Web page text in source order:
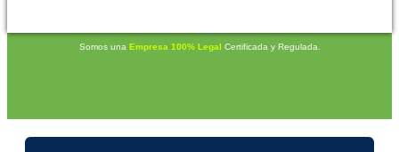
Somos una Empresa 100% Legal Certificada y Regulada.